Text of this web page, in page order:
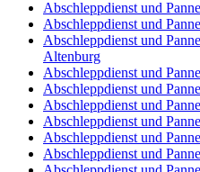
Abschleppdienst und
Abschleppdienst und
Abschleppdienst und
Altenburg
Abschleppdienst und
Abschleppdienst und
Abschleppdienst und
Abschleppdienst und
Abschleppdienst und
Abschleppdienst und